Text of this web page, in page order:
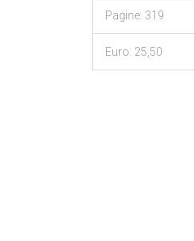
Pagine: 319
Euro: 25,50